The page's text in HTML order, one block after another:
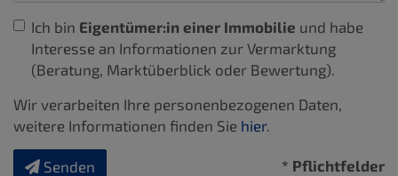
Ich bin Eigentümer:in einer Immobilie und habe
Interesse an Informationen zur Vermarktung
(Beratung, Marktüberblick oder Bewertung).
Wir verarbeiten Ihre personenbezogenen Daten,
weitere Informationen finden Sie hier.
Senden * Pflichtfelder